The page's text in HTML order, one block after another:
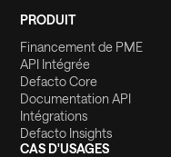
PRODUIT
Financement de PME
API Intégrée
Defacto Core
Documentation API
Intégrations
Defacto Insights
CAS D'USAGES